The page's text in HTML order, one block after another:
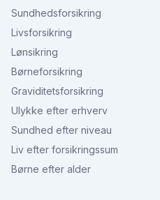
Sundhedsforsikring
Livsforsikring
Lønsikring
Børneforsikring
Graviditetsforsikring
Ulykke efter erhverv
Sundhed efter niveau
Liv efter forsikringssum
Børne efter alder